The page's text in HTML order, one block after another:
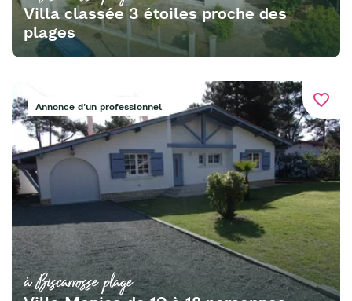
Villa classée 3 étoiles proche des
plages
favorite_border
Annonce d'un professionnel
à Biscarrosse plage